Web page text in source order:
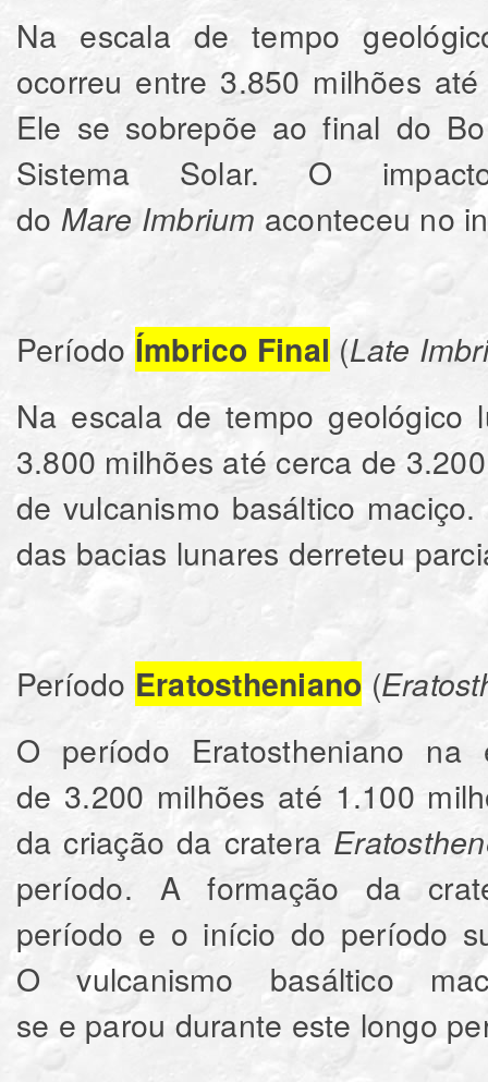
Na escala de tempo
ocorreu entre 3.850 milhões
Ele se sobrepõe ao final do
Sistema Solar. O
do Mare Imbrium aconteceu no
Período Ímbrico Final (Late
Na escala de tempo geológico
3.800 milhões até cerca de
de vulcanismo basáltico
das bacias lunares derreteu
Período Eratostheniano (
O período Eratostheniano
de 3.200 milhões até 1.100
da criação da cratera
período. A formação da
período e o início do período
O vulcanismo basáltico
se e parou durante este longo